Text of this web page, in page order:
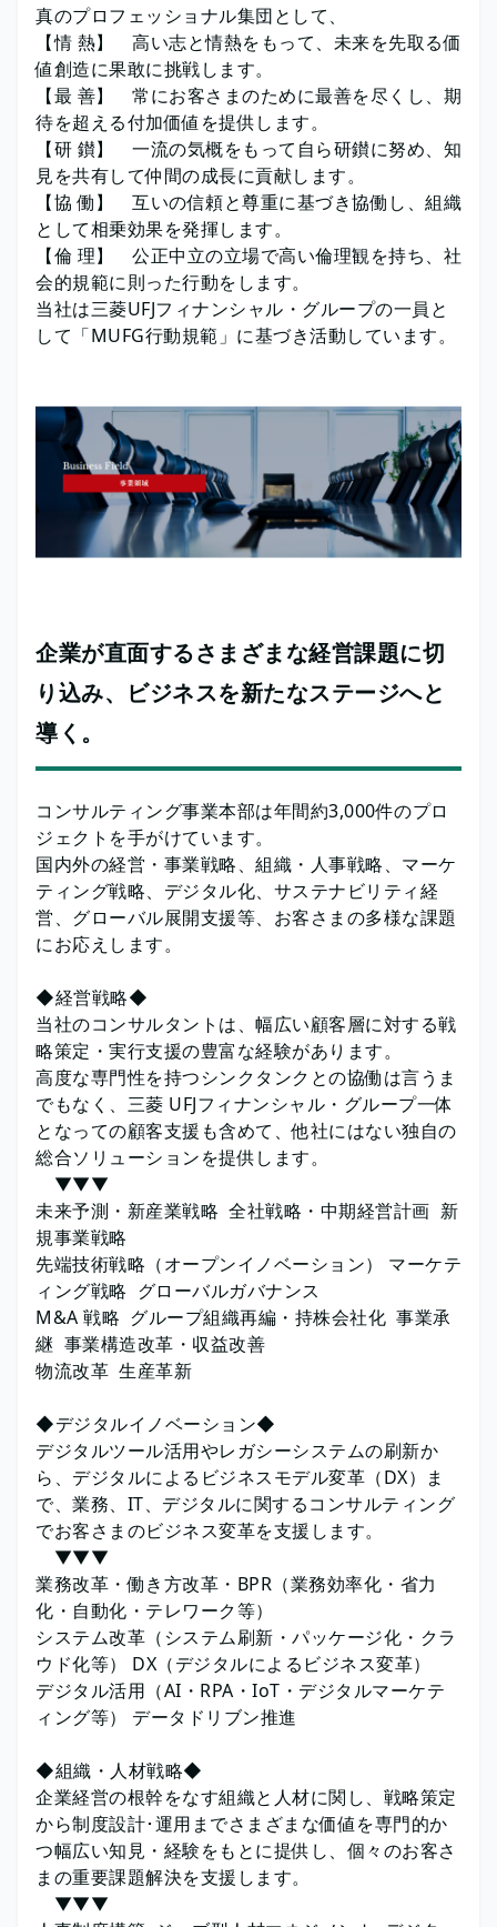
真のプロフェッショナル集団として、
【情 熱】 高い志と情熱をもって、未来を先取る価
値創造に果敢に挑戦します。
【最 善】 常にお客さまのために最善を尽くし、期
待を超える付加価値を提供します。
【研 鑚】 一流の気概をもって自ら研鑚に努め、知
見を共有して仲間の成長に貢献します。
【協 働】 互いの信頼と尊重に基づき協働し、組織
として相乗効果を発揮します。
【倫 理】 公正中立の立場で高い倫理観を持ち、社
会的規範に則った行動をします。
当社は三菱UFJフィナンシャル・グループの一員と
して「MUFG行動規範」に基づき活動しています。
企業が直面するさまざまな経営課題に切
り込み、ビジネスを新たなステージへと
導く。
コンサルティング事業本部は年間約3,000件のプロ
ジェクトを手がけています。
国内外の経営・事業戦略、組織・人事戦略、マーケ
ティング戦略、デジタル化、サステナビリティ経
営、グローバル展開支援等、お客さまの多様な課題
にお応えします。
◆経営戦略◆
当社のコンサルタントは、幅広い顧客層に対する戦
略策定・実行支援の豊富な経験があります。
高度な専門性を持つシンクタンクとの協働は言うま
でもなく、三菱 UFJフィナンシャル・グループ一体
となっての顧客支援も含めて、他社にはない独自の
総合ソリューションを提供します。
▼▼▼
未来予測・新産業戦略 全社戦略・中期経営計画 新
規事業戦略
先端技術戦略（オープンイノベーション） マーケテ
ィング戦略 グローバルガバナンス
M&A 戦略 グループ組織再編・持株会社化 事業承
継 事業構造改革・収益改善
物流改革 生産革新
◆デジタルイノベーション◆
デジタルツール活用やレガシーシステムの刷新か
ら、デジタルによるビジネスモデル変革（DX）ま
で、業務、IT、デジタルに関するコンサルティング
でお客さまのビジネス変革を支援します。
▼▼▼
業務改革・働き方改革・BPR（業務効率化・省力
化・自動化・テレワーク等）
システム改革（システム刷新・パッケージ化・クラ
ウド化等） DX（デジタルによるビジネス変革）
デジタル活用（AI・RPA・IoT・デジタルマーケテ
ィング等） データドリブン推進
◆組織・人材戦略◆
企業経営の根幹をなす組織と人材に関し、戦略策定
から制度設計･運用までさまざまな価値を専門的か
つ幅広い知見・経験をもとに提供し、個々のお客さ
まの重要課題解決を支援します。
▼▼▼